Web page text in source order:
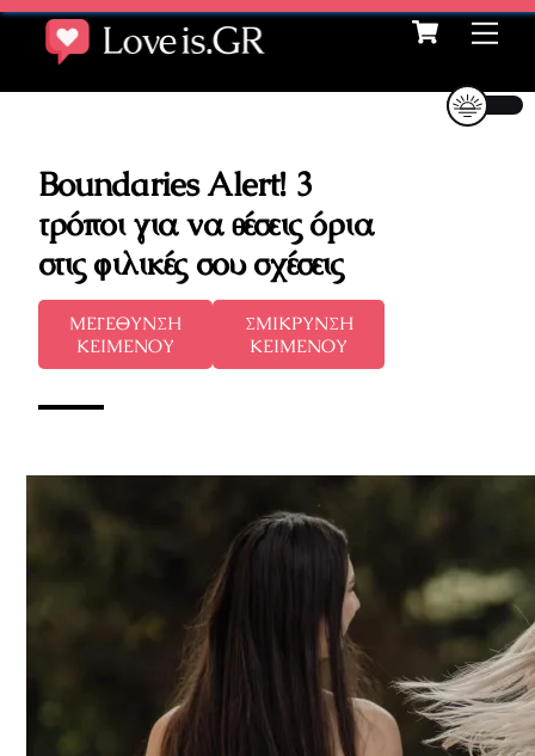
Skip
content
Cart
Boundaries Alert! 3
τρόποι για να θέσεις όρια
στις φιλικές σου σχέσεις
ΜΕΓΕΘΥΝΣΗ
ΚΕΙΜΕΝΟΥ
ΣΜΙΚΡΥΝΣΗ
ΚΕΙΜΕΝΟΥ